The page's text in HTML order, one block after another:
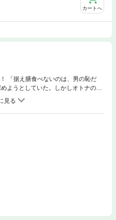
カートへ
「据え膳食べないのは、男の恥だ
ようとしていた。しかしオトナの女
学旅行で同じ班になった河合留亜も
※この作品は底本と同じクオリテ
イラストが収録されています。